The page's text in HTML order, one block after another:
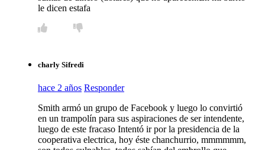
le dicen estafa
charly Sifredi
hace 2 años Responder
Smith armó un grupo de Facebook y luego lo convirtió
en un trampolín para sus aspiraciones de ser intendente,
luego de este fracaso Intentó ir por la presidencia de la
cooperativa electrica, hoy éste chanchurrio, mmmmmm,